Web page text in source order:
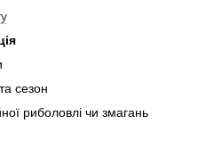
сезон
риболовлі чи змагань